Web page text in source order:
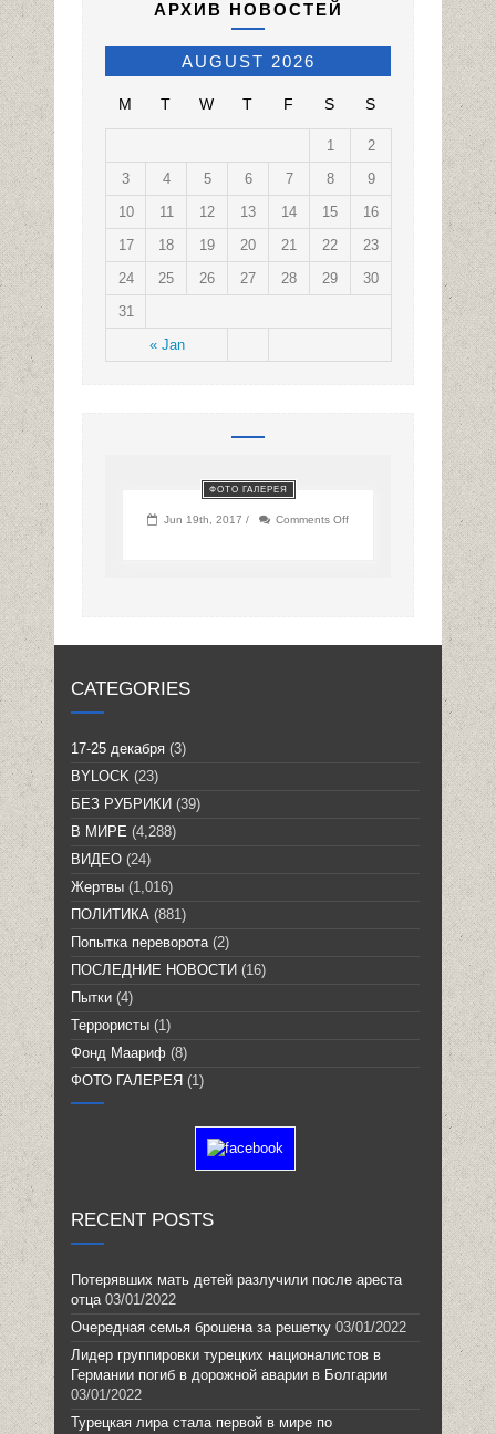
АРХИВ НОВОСТЕЙ
AUGUST 2026
M T W T F S S
« Jan
1
2
3
4 5 6 7 8
9
10
11 12 13 14 15
16
17
18 19 20 21 22
23
24
25 26 27 28 29
30
31
ФОТО ГАЛЕРЕЯ
Jun 19th, 2017 / Comments Off
CATEGORIES
17-25 декабря (3)
BYLOCK (23)
БЕЗ РУБРИКИ (39)
В МИРЕ (4,288)
ВИДЕО (24)
Жертвы (1,016)
ПОЛИТИКА (881)
Попытка переворота(2)
ПОСЛЕДНИЕ НОВОСТИ (16)
Пытки (4)
Террористы (1)
Фонд Маариф (8)
ФОТО ГАЛЕРЕЯ (1)
RECENT POSTS
Потерявших мать детей разлучили после ареста
отца 03/01/2022
Очередная семья брошена за решетку 03/01/2022
Лидер группировки турецких националистов в
Германии погиб в дорожной аварии в Болгарии
03/01/2022
Турецкая лира стала первой в мире по